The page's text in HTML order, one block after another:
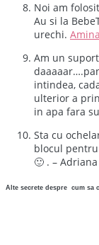
Noi am
Au si la
urechi. Amina
Am un
intindea,
ulterior a
in apa fara
Sta cu
blocul
🙂 . – Adriana
Alte secrete despre cum sa